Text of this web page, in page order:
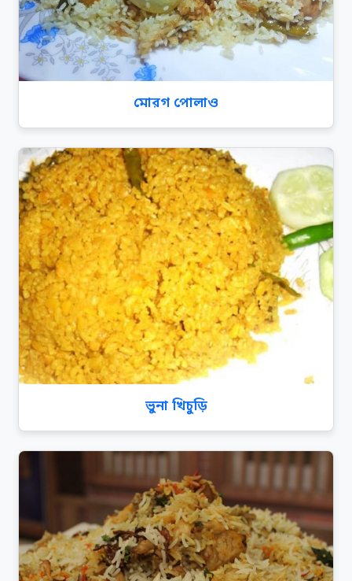
মোরগ পোলাও
ভুনা খিচুড়ি